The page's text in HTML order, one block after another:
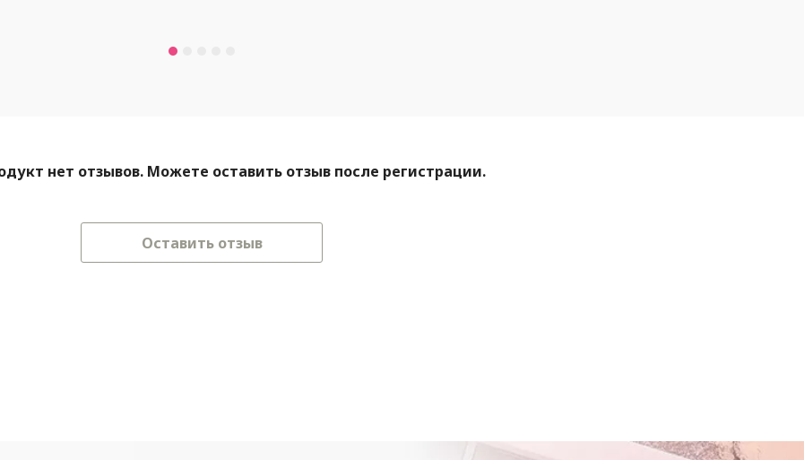
нет отзывов. Можете оставить отзыв после регистрации.
Оставить отзыв